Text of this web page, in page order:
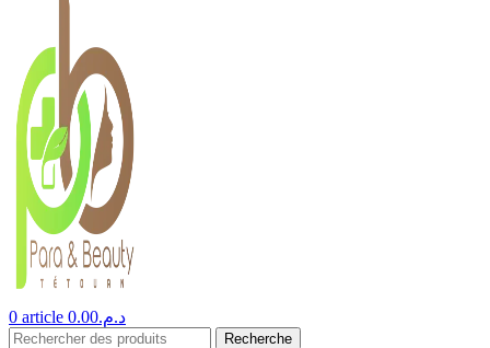
0 article د.م.0.00
Recherche